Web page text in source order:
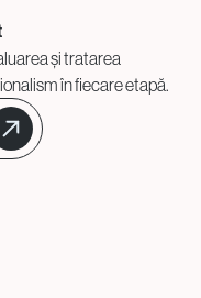
și tratarea
în fiecare etapă.